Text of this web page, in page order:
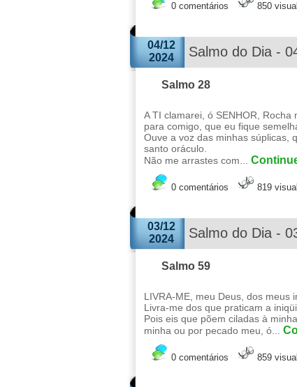
0 comentários 850
04/12
2024
Salmo do Dia -
Salmo 28
A TI clamarei, ó SENHOR,
para comigo, que eu fique
Ouve a voz das minhas súplicas,
santo oráculo.
Não me arrastes com...
0 comentários 819
03/12
2024
Salmo do Dia -
Salmo 59
LIVRA-ME, meu Deus, dos meus
Livra-me dos que praticam a
Pois eis que põem ciladas à
minha ou por pecado meu, ó...
0 comentários 859